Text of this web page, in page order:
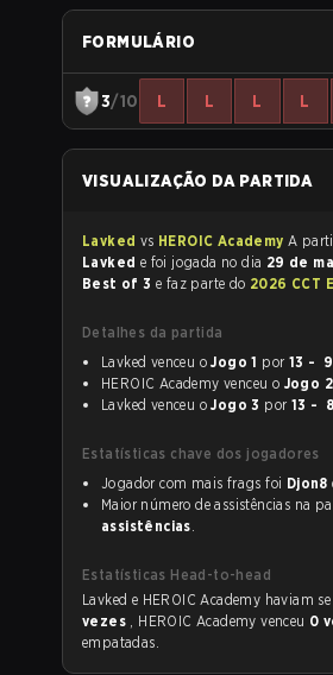
FORMULÁRIO
3/10 L L L L
VISUALIZAÇÃO DA PARTIDA
Lavked vs HEROIC Academy
Lavked
e foi jogada no dia 29 de
Best of 3 e faz parte do 2026 CCT
Detalhes da partida
Lavked venceu oJogo 1 por 13 - 9
HEROIC Academy venceu o Jogo 2
Lavked venceu oJogo 3 por 13 - 8
Estatísticas chave dos jogadores
Jogador com mais frags foi Djon8
Maior número de assistências na
assistências.
Estatísticas Head-to-head
vezes , HEROIC Academy venceu 0
empatadas.